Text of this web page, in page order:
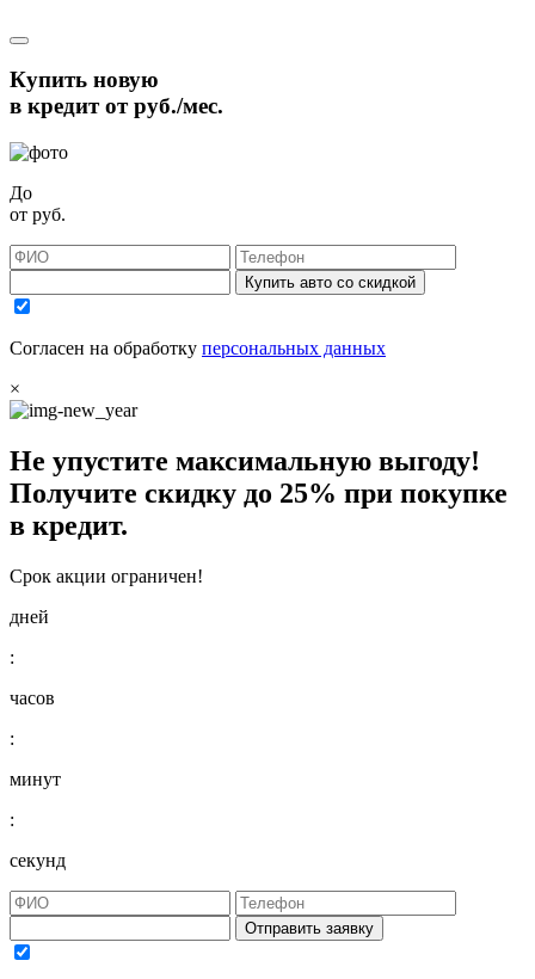
Купить новую
в кредит отруб./мес.
До
от руб.
Купить авто со скидкой
Согласен на обработку персональных данных
×
Не упустите максимальную выгоду!
Получите скидку до 25% при покупке
в кредит.
Срок акции ограничен!
дней
:
часов
:
минут
:
секунд
Отправить заявку